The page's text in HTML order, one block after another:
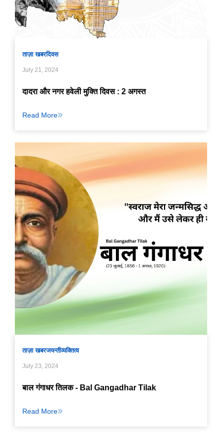
ताज़ा खबरदिवस
July 21, 2024
दादरा और नगर हवेली मुक्ति दिवस : 2 अगस्त
Read More
ताज़ा खबरजयन्तीव्यक्तित्व
July 23, 2024
बाल गंगाधर तिलक - Bal Gangadhar Tilak
Read More